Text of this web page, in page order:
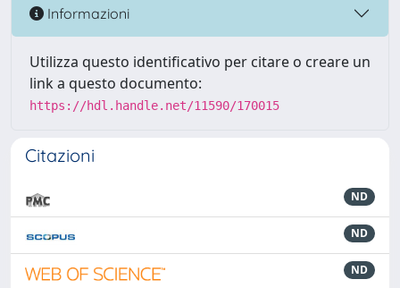
Informazioni
Utilizza questo identificativo per citare o creare un
link a questo documento:
https://hdl.handle.net/11590/170015
Citazioni
ND
ND
ND